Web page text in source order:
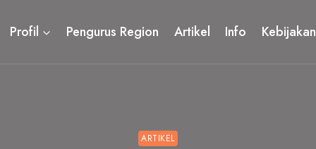
Profil Pengurus Region Artikel Info
ARTIKEL